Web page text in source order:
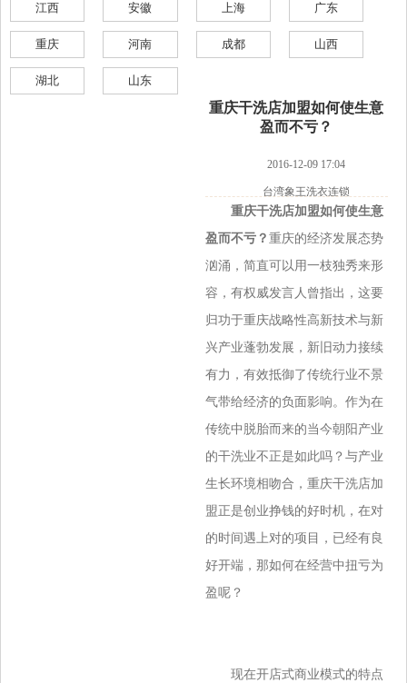
江西 安徽 上海 广东
重庆 河南 成都 山西
湖北 山东
重庆干洗店加盟如何使生意
盈而不亏？
2016-12-09 17:04
台湾象王洗衣连锁
重庆干洗店加盟如何使生意
盈而不亏？重庆的经济发展态势
汹涌，简直可以用一枝独秀来形
容，有权威发言人曾指出，这要
归功于重庆战略性高新技术与新
兴产业蓬勃发展，新旧动力接续
有力，有效抵御了传统行业不景
气带给经济的负面影响。作为在
传统中脱胎而来的当今朝阳产业
的干洗业不正是如此吗？与产业
生长环境相吻合，重庆干洗店加
盟正是创业挣钱的好时机，在对
的时间遇上对的项目，已经有良
好开端，那如何在经营中扭亏为
盈呢？
现在开店式商业模式的特点